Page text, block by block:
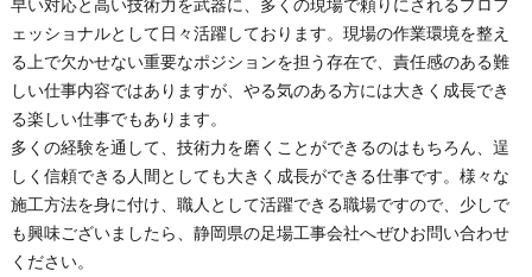
早い対応と高い技術力を武器に、多くの現場で頼りにされるプロフ
ェッショナルとして日々活躍しております。現場の作業環境を整え
る上で欠かせない重要なポジションを担う存在で、責任感のある難
しい仕事内容ではありますが、やる気のある方には大きく成長でき
る楽しい仕事でもあります。
多くの経験を通して、技術力を磨くことができるのはもちろん、逞
しく信頼できる人間としても大きく成長ができる仕事です。様々な
施工方法を身に付け、職人として活躍できる職場ですので、少しで
も興味ございましたら、静岡県の足場工事会社へぜひお問い合わせ
ください。